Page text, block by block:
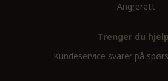
Angrerett
Trenger du
Kundeservice svarer på